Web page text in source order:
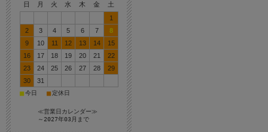
日 月 火 水 木 金
土
1
2
3 4 5 6 7
8
9
10 11 12 13 14
15
16
17 18 19 20 21
22
23
24 25 26 27 28
29
30
31
■今日 ■ 定休日
≪営業日カレンダー≫
～2027年03月まで